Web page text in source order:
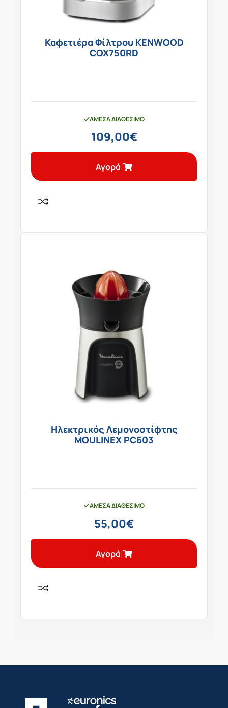
Καφετιέρα Φίλτρου KENWOOD
COX750RD
ΆΜΕΣΑ ΔΙΑΘΈΣΙΜΟ
109,00€
Αγορά
Ηλεκτρικός Λεμονοστίφτης
MOULINEX PC603
ΆΜΕΣΑ ΔΙΑΘΈΣΙΜΟ
55,00€
Αγορά